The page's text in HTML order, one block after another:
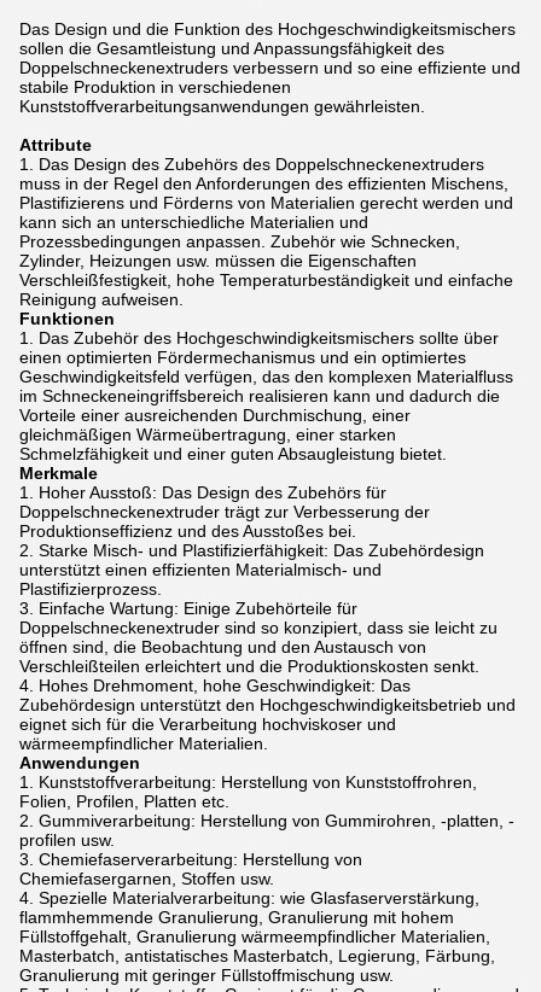
Das Design und die Funktion des Hochgeschwindigkeitsmischers
sollen die Gesamtleistung und Anpassungsfähigkeit des
Doppelschneckenextruders verbessern und so eine effiziente und
stabile Produktion in verschiedenen
Kunststoffverarbeitungsanwendungen gewährleisten.
Attribute
Das Design des Zubehörs des Doppelschneckenextruders
muss in der Regel den Anforderungen des effizienten Mischens,
Plastifizierens und Förderns von Materialien gerecht werden und
kann sich an unterschiedliche Materialien und
Prozessbedingungen anpassen. Zubehör wie Schnecken,
Zylinder, Heizungen usw. müssen die Eigenschaften
Verschleißfestigkeit, hohe Temperaturbeständigkeit und einfache
Reinigung aufweisen.
Funktionen
Das Zubehör des Hochgeschwindigkeitsmischers sollte über
einen optimierten Fördermechanismus und ein optimiertes
Geschwindigkeitsfeld verfügen, das den komplexen Materialfluss
im Schneckeneingriffsbereich realisieren kann und dadurch die
Vorteile einer ausreichenden Durchmischung, einer
gleichmäßigen Wärmeübertragung, einer starken
Schmelzfähigkeit und einer guten Absaugleistung bietet.
Merkmale
Hoher Ausstoß: Das Design des Zubehörs für
Doppelschneckenextruder trägt zur Verbesserung der
Produktionseffizienz und des Ausstoßes bei.
Starke Misch- und Plastifizierfähigkeit: Das Zubehördesign
unterstützt einen effizienten Materialmisch- und
Plastifizierprozess.
Einfache Wartung: Einige Zubehörteile für
Doppelschneckenextruder sind so konzipiert, dass sie leicht zu
öffnen sind, die Beobachtung und den Austausch von
Verschleißteilen erleichtert und die Produktionskosten senkt.
Hohes Drehmoment, hohe Geschwindigkeit: Das
Zubehördesign unterstützt den Hochgeschwindigkeitsbetrieb und
eignet sich für die Verarbeitung hochviskoser und
wärmeempfindlicher Materialien.
Anwendungen
Kunststoffverarbeitung: Herstellung von Kunststoffrohren,
Folien, Profilen, Platten etc.
Gummiverarbeitung: Herstellung von Gummirohren, -platten, -
profilen usw.
Chemiefaserverarbeitung: Herstellung von
Chemiefasergarnen, Stoffen usw.
Spezielle Materialverarbeitung: wie Glasfaserverstärkung,
flammhemmende Granulierung, Granulierung mit hohem
Füllstoffgehalt, Granulierung wärmeempfindlicher Materialien,
Masterbatch, antistatisches Masterbatch, Legierung, Färbung,
Granulierung mit geringer Füllstoffmischung usw.